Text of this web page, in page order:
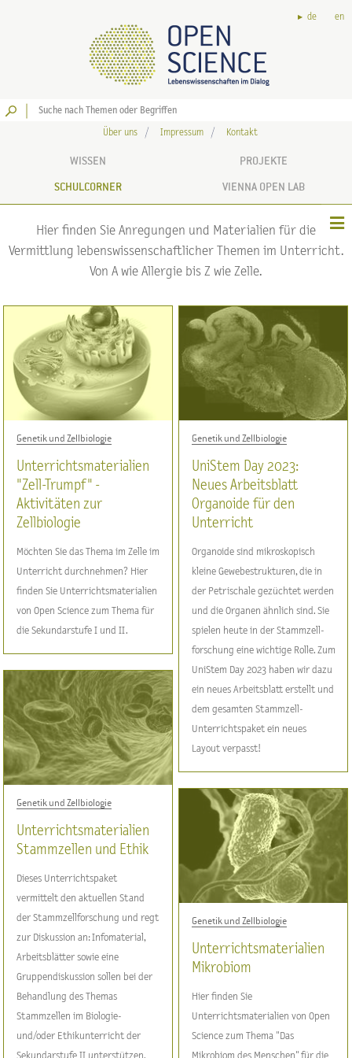
de en
Über uns Impressum Kontakt
WISSEN PROJEKTE
SCHULCORNER VIENNA OPEN LAB
Hier finden Sie Anregungen und Materialien für die
Vermittlung lebenswissenschaftlicher Themen im Unterricht.
Von A wie Allergie bis Z wie Zelle.
Genetik und Zellbiologie
Unterrichtsmaterialien
"Zell-Trumpf" -
Aktivitäten zur
Zellbiologie
Möchten Sie das Thema im Zelle im
Unterricht durchnehmen? Hier
finden Sie Unterrichtsmaterialien
von Open Science zum Thema für
die Sekundarstufe I und II.
Genetik und Zellbiologie
UniStem Day 2023:
Neues Arbeitsblatt
Organoide für den
Unterricht
Organoide sind mikroskopisch
kleine Gewebestrukturen, die in
der Petrischale gezüchtet werden
und die Organen ähnlich sind. Sie
spielen heute in der Stammzell-
forschung eine wichtige Rolle. Zum
UniStem Day 2023 haben wir dazu
ein neues Arbeitsblatt erstellt und
dem gesamten Stammzell-
Unterrichtspaket ein neues
Layout verpasst!
Genetik und Zellbiologie
Unterrichtsmaterialien
Stammzellen und Ethik
Dieses Unterrichtspaket
vermittelt den aktuellen Stand
der Stammzellforschung und regt
zur Diskussion an: Infomaterial,
Arbeitsblätter sowie eine
Gruppendiskussion sollen bei der
Behandlung des Themas
Stammzellen im Biologie-
und/oder Ethikunterricht der
Sekundarstufe II unterstützen.
Genetik und Zellbiologie
Unterrichtsmaterialien
Mikrobiom
Hier finden Sie
Unterrichtsmaterialien von Open
Science zum Thema "Das
Mikrobiom des Menschen" für die